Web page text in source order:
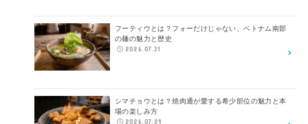
フーティウとは？フォーだけじゃない、ベトナム南部
の麺の魅力と歴史
2026.07.31
シマチョウとは？焼肉通が愛する希少部位の魅力と本
場の楽しみ方
2026.07.29